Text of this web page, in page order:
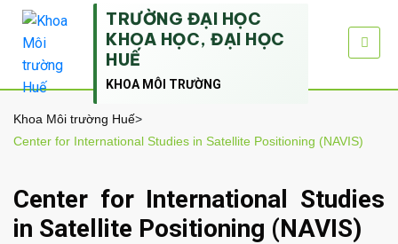
TRƯỜNG ĐẠI HỌC
KHOA HỌC, ĐẠI HỌC
HUẾ
KHOA MÔI TRƯỜNG
Khoa Môi trường Huế>
Center for International Studies in Satellite Positioning (NAVIS)
Center for International Studies
in Satellite Positioning (NAVIS)